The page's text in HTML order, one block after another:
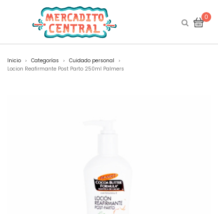
0
Inicio > Categorías > Cuidado personal >
Locion Reafirmante Post Parto 250ml Palmers